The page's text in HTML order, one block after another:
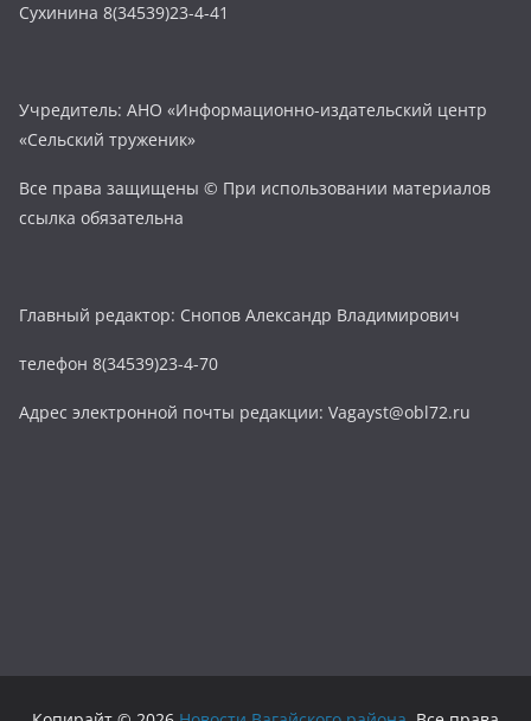
Сухинина 8(34539)23-4-41
Учредитель: АНО «Информационно-издательский центр
«Сельский труженик»
Все права защищены © При использовании материалов
ссылка обязательна
Главный редактор: Снопов Александр Владимирович
телефон 8(34539)23-4-70
Адрес электронной почты редакции: Vagayst@obl72.ru